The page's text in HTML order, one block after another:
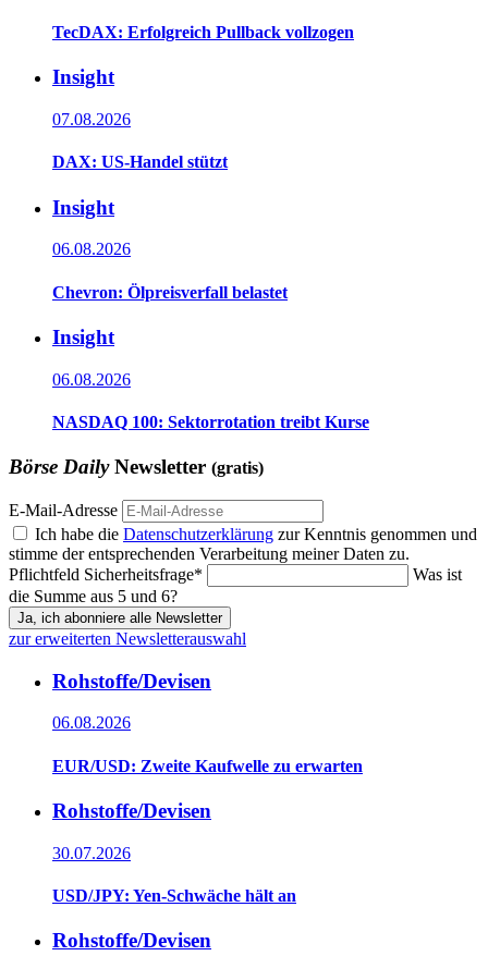
TecDAX: Erfolgreich Pullback vollzogen
Insight
07.08.2026
DAX: US-Handel stützt
Insight
06.08.2026
Chevron: Ölpreisverfall belastet
Insight
06.08.2026
NASDAQ 100: Sektorrotation treibt Kurse
Börse DailyNewsletter (gratis)
E-Mail-Adresse
Ich habe die Datenschutzerklärung zur Kenntnis genommen und
stimme der entsprechenden Verarbeitung meiner Daten zu.
Pflichtfeld Sicherheitsfrage*
Was ist
die Summe aus 5 und 6?
Ja, ich abonniere alle Newsletter
zur erweiterten Newsletterauswahl
Rohstoffe/Devisen
06.08.2026
EUR/USD: Zweite Kaufwelle zu erwarten
Rohstoffe/Devisen
30.07.2026
USD/JPY: Yen-Schwäche hält an
Rohstoffe/Devisen